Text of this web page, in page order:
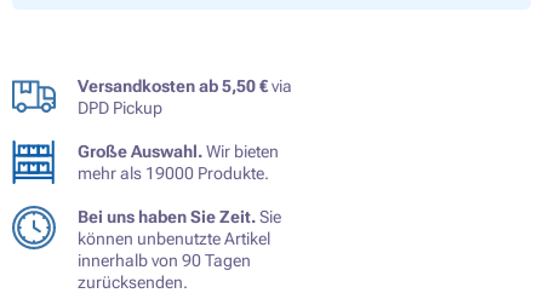
Versandkosten ab 5,50 €via
DPD Pickup
Große Auswahl.Wir bieten
mehr als 19000 Produkte.
Bei uns haben Sie Zeit.Sie
können unbenutzte Artikel
innerhalb von 90 Tagen
zurücksenden.